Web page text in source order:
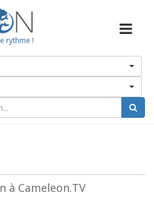
rythme !
à Cameleon.TV